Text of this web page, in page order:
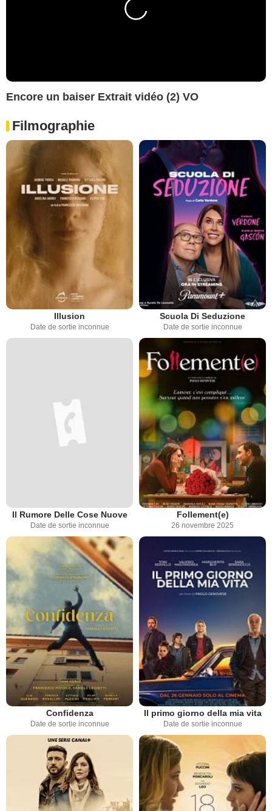
Encore un baiser Extrait vidéo (2) VO
Filmographie
Illusion
Date de sortie inconnue
Scuola Di Seduzione
Date de sortie inconnue
Il Rumore Delle Cose Nuove
Date de sortie inconnue
Follement(e)
26 novembre 2025
Confidenza
Date de sortie inconnue
Il primo giorno della mia vita
Date de sortie inconnue